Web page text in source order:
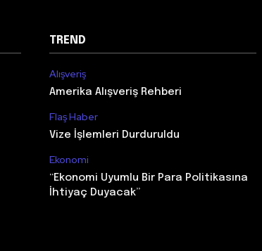
TREND
Alışveriş
Amerika Alışveriş Rehberi
Flaş Haber
Vize İşlemleri Durduruldu
Ekonomi
“Ekonomi Uyumlu Bir Para Politikasına
İhtiyaç Duyacak”